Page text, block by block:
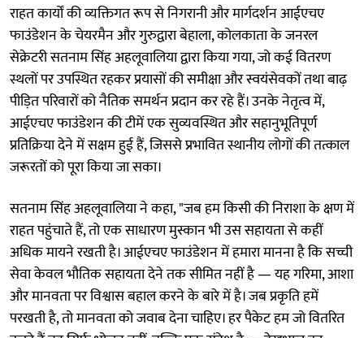
राहत कार्यों की व्यक्तिगत रूप से निगरानी और मार्गदर्शन आईएचए
फाउंडेशन के चेयरमैन और गुरुद्वारा बेहाला, कोलकाता के जनरल
सेक्रेटरी सतनाम सिंह अहलूवालिया द्वारा किया गया, जो कई वितरण
स्थलों पर उपस्थित रहकर प्रयासों की समीक्षा और स्वयंसेवकों तथा बाढ़
पीड़ित परिवारों को नैतिक समर्थन प्रदान कर रहे हैं। उनके नेतृत्व में,
आईएचए फाउंडेशन की टीमें एक सुव्यवस्थित और सहानुभूतिपूर्ण
प्रतिक्रिया देने में सक्षम हुई हैं, जिससे प्रभावित स्थानीय लोगों की तत्काल
जरूरतों को पूरा किया जा सका।
सतनाम सिंह अहलूवालिया ने कहा, "जब हम किसी की निराशा के क्षण में
राहत पहुंचाते हैं, तो एक साधारण मुस्कान भी उस सहायता से कहीं
अधिक मायने रखती है। आईएचए फाउंडेशन में हमारा मानना है कि सच्ची
सेवा केवल भौतिक सहायता देने तक सीमित नहीं है — यह गरिमा, आशा
और मानवता पर विश्वास बहाल करने के बारे में है। जब प्रकृति हमें
परखती है, तो मानवता को जवाब देना चाहिए। हर पैकेट हम जो वितरित